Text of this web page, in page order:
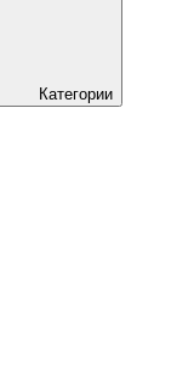
Категории